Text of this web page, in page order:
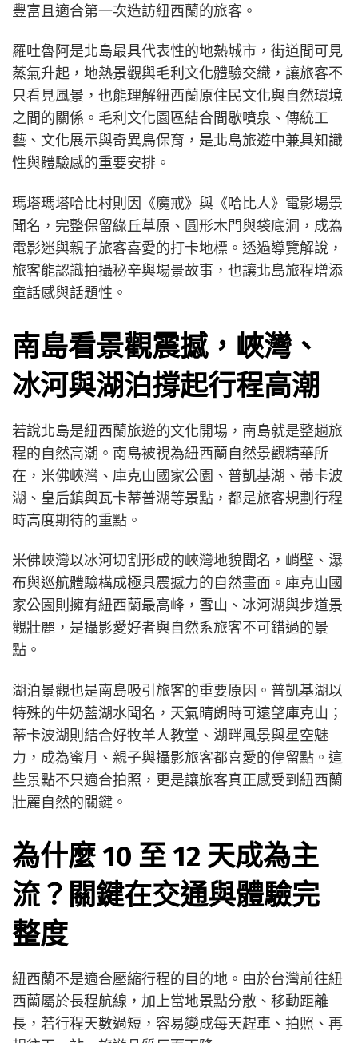
豐富且適合第一次造訪紐西蘭的旅客。
羅吐魯阿是北島最具代表性的地熱城市，街道間可見
蒸氣升起，地熱景觀與毛利文化體驗交織，讓旅客不
只看見風景，也能理解紐西蘭原住民文化與自然環境
之間的關係。毛利文化園區結合間歇噴泉、傳統工
藝、文化展示與奇異鳥保育，是北島旅遊中兼具知識
性與體驗感的重要安排。
瑪塔瑪塔哈比村則因《魔戒》與《哈比人》電影場景
聞名，完整保留綠丘草原、圓形木門與袋底洞，成為
電影迷與親子旅客喜愛的打卡地標。透過導覽解說，
旅客能認識拍攝秘辛與場景故事，也讓北島旅程增添
童話感與話題性。
南島看景觀震撼，峽灣、
冰河與湖泊撐起行程高潮
若說北島是紐西蘭旅遊的文化開場，南島就是整趟旅
程的自然高潮。南島被視為紐西蘭自然景觀精華所
在，米佛峽灣、庫克山國家公園、普凱基湖、蒂卡波
湖、皇后鎮與瓦卡蒂普湖等景點，都是旅客規劃行程
時高度期待的重點。
米佛峽灣以冰河切割形成的峽灣地貌聞名，峭壁、瀑
布與巡航體驗構成極具震撼力的自然畫面。庫克山國
家公園則擁有紐西蘭最高峰，雪山、冰河湖與步道景
觀壯麗，是攝影愛好者與自然系旅客不可錯過的景
點。
湖泊景觀也是南島吸引旅客的重要原因。普凱基湖以
特殊的牛奶藍湖水聞名，天氣晴朗時可遠望庫克山；
蒂卡波湖則結合好牧羊人教堂、湖畔風景與星空魅
力，成為蜜月、親子與攝影旅客都喜愛的停留點。這
些景點不只適合拍照，更是讓旅客真正感受到紐西蘭
壯麗自然的關鍵。
為什麼 10 至12 天成為主
流？關鍵在交通與體驗完
整度
紐西蘭不是適合壓縮行程的目的地。由於台灣前往紐
西蘭屬於長程航線，加上當地景點分散、移動距離
長，若行程天數過短，容易變成每天趕車、拍照、再